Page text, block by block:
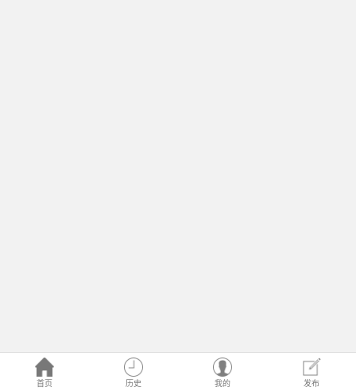
首页 历史 我的 发布